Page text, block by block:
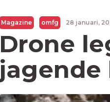
Magazine omfg 28 januari,
Drone
jagende